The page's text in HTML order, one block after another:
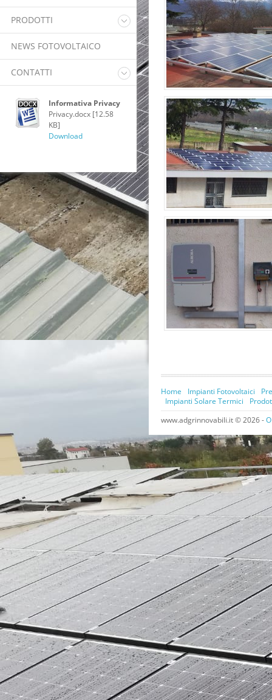
PRODOTTI
Pompa di calore
riscaldamento acqua
Monitoraggio
NEWS FOTOVOLTAICO
CONTATTI
Informativa Privacy
Privacy.docx [12.58
KB]
Download
Home Impianti Fotovoltaici
Impianti Solare Termici
www.adgrinnovabili.it © 2026 -